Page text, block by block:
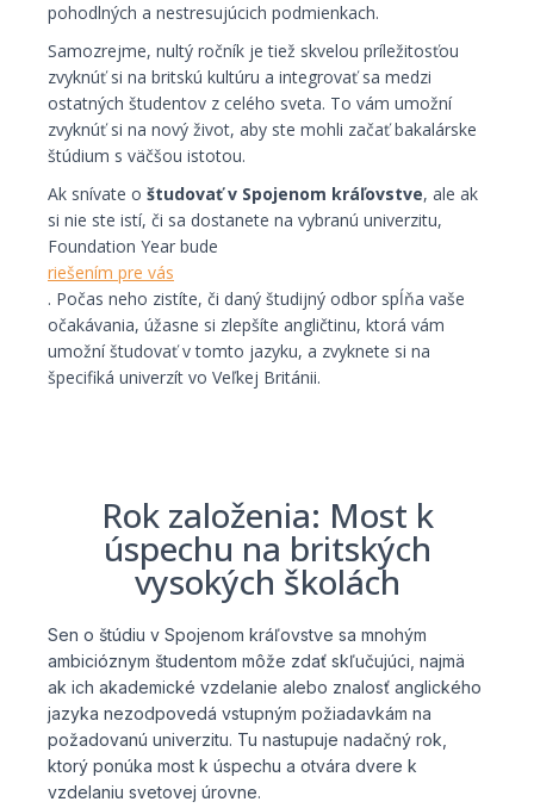
pohodlných a nestresujúcich podmienkach.
Samozrejme, nultý ročník je tiež skvelou príležitosťou
zvyknúť si na britskú kultúru a integrovať sa medzi
ostatných študentov z celého sveta. To vám umožní
zvyknúť si na nový život, aby ste mohli začať bakalárske
štúdium s väčšou istotou.
Ak snívate o študovať v Spojenom kráľovstve, ale ak
si nie ste istí, či sa dostanete na vybranú univerzitu,
Foundation Year bude
riešením pre vás
. Počas neho zistíte, či daný študijný odbor spĺňa vaše
očakávania, úžasne si zlepšíte angličtinu, ktorá vám
umožní študovať v tomto jazyku, a zvyknete si na
špecifiká univerzít vo Veľkej Británii.
Rok založenia: Most k
úspechu na britských
vysokých školách
Sen o štúdiu v Spojenom kráľovstve sa mnohým
ambicióznym študentom môže zdať skľučujúci, najmä
ak ich akademické vzdelanie alebo znalosť anglického
jazyka nezodpovedá vstupným požiadavkám na
požadovanú univerzitu. Tu nastupuje nadačný rok,
ktorý ponúka most k úspechu a otvára dvere k
vzdelaniu svetovej úrovne.